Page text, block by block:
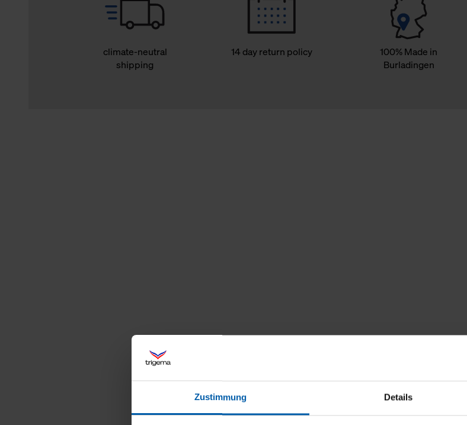
Zustimmung Details
climate-neutral
shipping
14 day return policy
100% Made in
Burladingen